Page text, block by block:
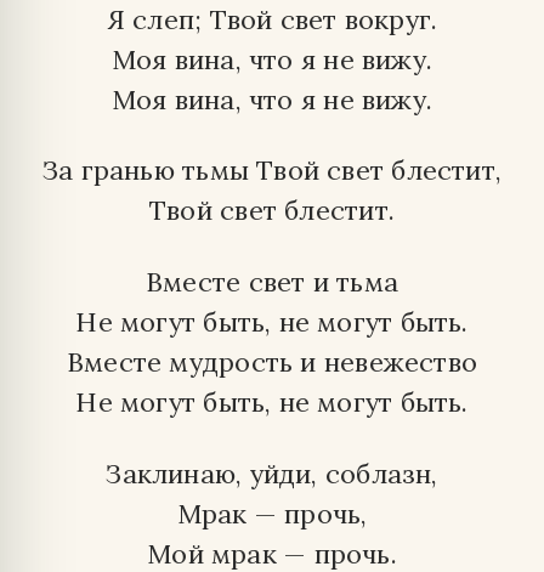
Я слеп; Твой свет вокруг.
Моя вина, что я не вижу.
Моя вина, что я не вижу.
За гранью тьмы Твой свет блестит,
Твой свет блестит.
Вместе свет и тьма
Не могут быть, не могут быть.
Вместе мудрость и невежество
Не могут быть, не могут быть.
Заклинаю, уйди, соблазн,
Мрак — прочь,
Мой мрак — прочь.